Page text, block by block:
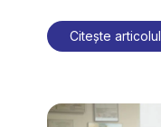
Citește articolul